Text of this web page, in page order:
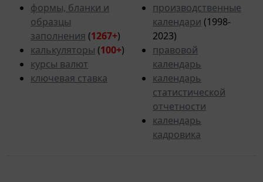
формы, бланки и
образцы
заполнения (1267+)
калькуляторы (100+)
курсы валют
ключевая ставка
производственные
календари (1998-
2023)
правовой
календарь
календарь
статистической
отчетности
календарь
кадровика